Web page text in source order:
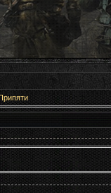
Ver.